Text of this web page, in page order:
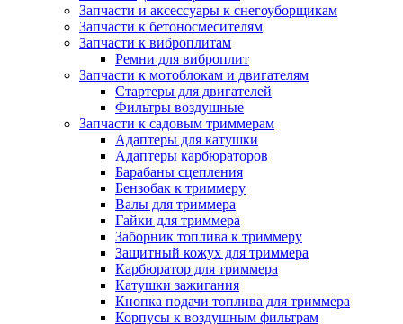
Запчасти и аксессуары к снегоуборщикам
Запчасти к бетоносмесителям
Запчасти к виброплитам
Ремни для виброплит
Запчасти к мотоблокам и двигателям
Стартеры для двигателей
Фильтры воздушные
Запчасти к садовым триммерам
Адаптеры для катушки
Адаптеры карбюраторов
Барабаны сцепления
Бензобак к триммеру
Валы для триммера
Гайки для триммера
Заборник топлива к триммеру
Защитный кожух для триммера
Карбюратор для триммера
Катушки зажигания
Кнопка подачи топлива для триммера
Корпусы к воздушным фильтрам